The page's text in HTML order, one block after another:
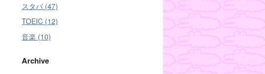
スタバ (47)
TOEIC (12)
音楽 (10)
Archive